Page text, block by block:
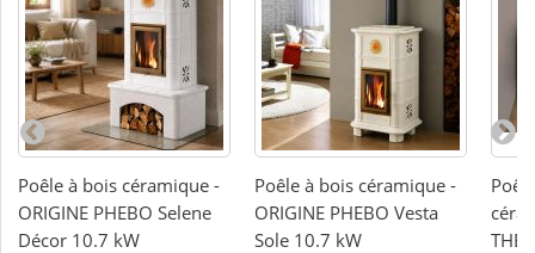
Poêle à bois céramique -
ORIGINE PHEBO Selene
Décor 10.7 kW
Poêle à bois céramique -
ORIGINE PHEBO Vesta
Sole 10.7 kW